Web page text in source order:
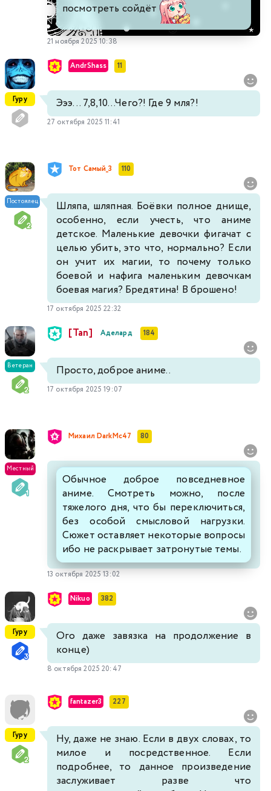
посмотреть сойдёт
21 ноября 2025 10:38
Гуру
AndrShass 11
Эээ... 7,8,10...Чего?! Где 9 мля?!
27 октября 2025 11:41
Постоялец
Тот Самый_3 110
Шляпа, шляпная. Боёвки полное днище,
особенно, если учесть, что аниме
детское. Маленькие девочки фигачат с
целью убить, это что, нормально? Если
он учит их магии, то почему только
боевой и нафига маленьким девочкам
боевая магия? Бредятина! В брошено!
17 октября 2025 22:32
Ветеран
[Tan] Аделард 184
Просто, доброе аниме..
17 октября 2025 19:07
Местный
Михаил DarkMc47 80
Обычное доброе повседневное
аниме. Смотреть можно, после
тяжелого дня, что бы переключиться,
без особой смысловой нагрузки.
Сюжет оставляет некоторые вопросы
ибо не раскрывает затронутые темы.
13 октября 2025 13:02
Гуру
Nikuo 382
Ого даже завязка на продолжение в
конце)
8 октября 2025 20:47
Гуру
fantazer3 227
Ну, даже не знаю. Если в двух словах, то
милое и посредственное. Если
подробнее, то данное произведение
заслуживает разве что